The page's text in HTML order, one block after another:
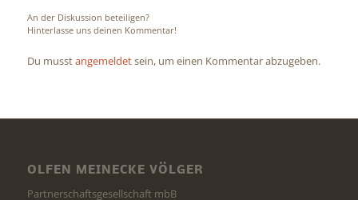
An der Diskussion beteiligen?
Hinterlasse uns deinen Kommentar!
Du musstangemeldetsein, um einen Kommentar abzugeben.
OLFEN MEINECKE VÖLGER
Partnerschaftsgesellschaft mbB